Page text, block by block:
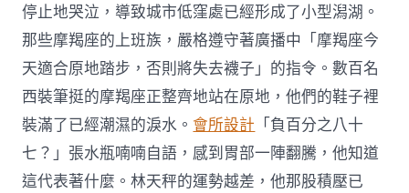
停止地哭泣，導致城市低窪處已經形成了小型潟湖。
那些摩羯座的上班族，嚴格遵守著廣播中「摩羯座今
天適合原地踏步，否則將失去襪子」的指令。數百名
西裝筆挺的摩羯座正整齊地站在原地，他們的鞋子裡
裝滿了已經潮濕的淚水。會所設計 「負百分之八十
七？」張水瓶喃喃自語，感到胃部一陣翻騰，他知道
這代表著什麼。林天秤的運勢越差，他那股積壓已